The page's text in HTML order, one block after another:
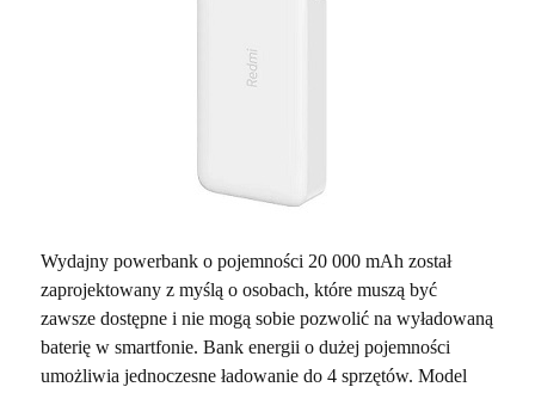
Wydajny powerbank o pojemności 20 000 mAh został
zaprojektowany z myślą o osobach, które muszą być
zawsze dostępne i nie mogą sobie pozwolić na wyładowaną
baterię w smartfonie. Bank energii o dużej pojemności
umożliwia jednoczesne ładowanie do 4 sprzętów. Model